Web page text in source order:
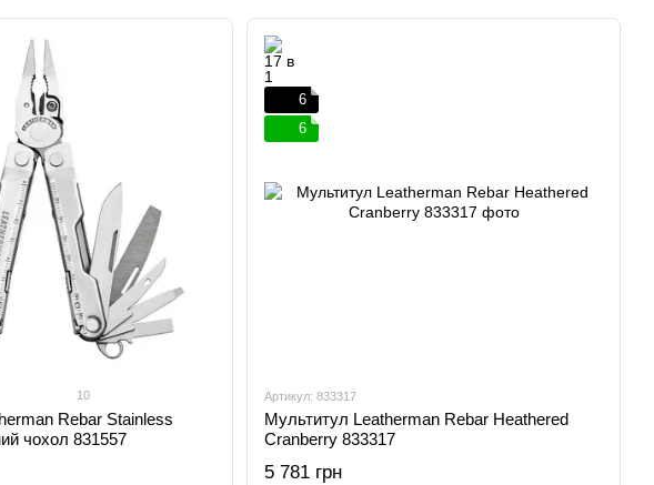
10
Rebar Stainless
чохол 831557
6
6
Артикул: 833317
Мультитул Leatherman Rebar Heathered
Cranberry 833317
5 781 грн